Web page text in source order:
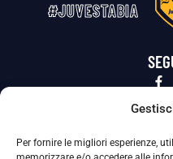
Per fornire le migliori esperienze,
#JUVESTABIA
Privacy Policy
La Società ha nominato il Responsabile della Protezione